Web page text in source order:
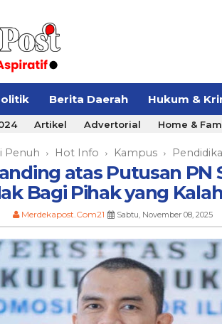
Berita Daerah Hukum &
Artikel Advertorial Home &
Penuh › Hot Info › Kampus ›
atas Putusan PN
Bagi Pihak yang
Merdekapost.Com21 Sabtu, November 08, 2025